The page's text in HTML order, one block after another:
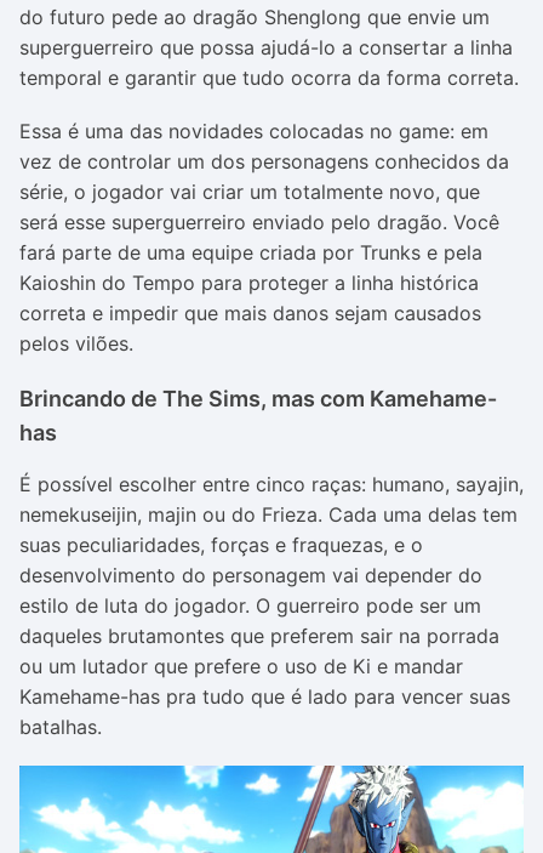
do futuro pede ao dragão Shenglong que envie um
superguerreiro que possa ajudá-lo a consertar a linha
temporal e garantir que tudo ocorra da forma correta.
Essa é uma das novidades colocadas no game: em
vez de controlar um dos personagens conhecidos da
série, o jogador vai criar um totalmente novo, que
será esse superguerreiro enviado pelo dragão. Você
fará parte de uma equipe criada por Trunks e pela
Kaioshin do Tempo para proteger a linha histórica
correta e impedir que mais danos sejam causados
pelos vilões.
Brincando de The Sims, mas com Kamehame-
has
É possível escolher entre cinco raças: humano, sayajin,
nemekuseijin, majin ou do Frieza. Cada uma delas tem
suas peculiaridades, forças e fraquezas, e o
desenvolvimento do personagem vai depender do
estilo de luta do jogador. O guerreiro pode ser um
daqueles brutamontes que preferem sair na porrada
ou um lutador que prefere o uso de Ki e mandar
Kamehame-has pra tudo que é lado para vencer suas
batalhas.